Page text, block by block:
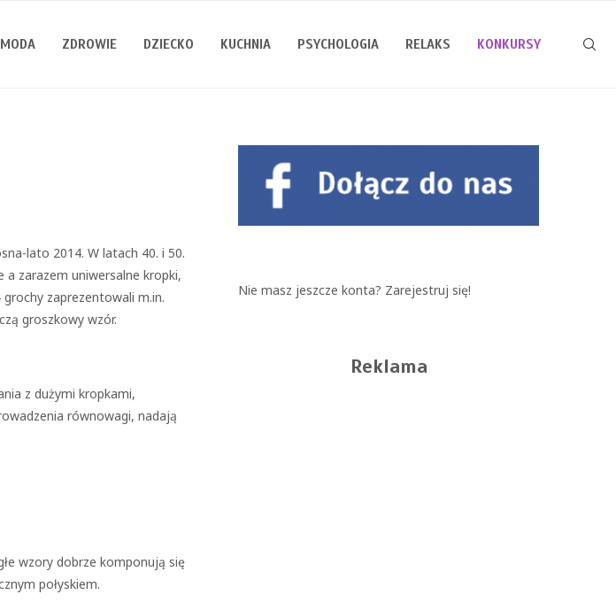
MODA ZDROWIE DZIECKO KUCHNIA PSYCHOLOGIA RELAKS KONKURSY
lato 2014. W latach 40. i 50.
a zarazem uniwersalne kropki,
zaprezentowali m.in.
groszkowy wzór.
z dużymi kropkami,
równowagi, nadają
wzory dobrze komponują się
połyskiem.
Nie masz jeszcze konta? Zarejestruj się!
Reklama